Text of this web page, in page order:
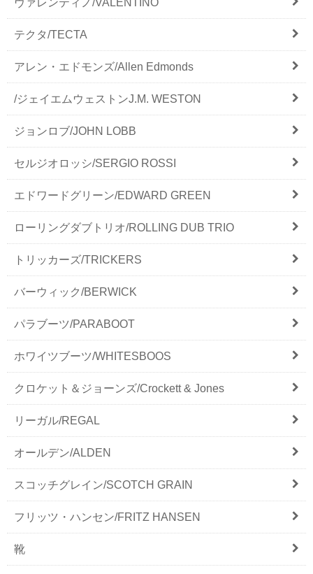
テクタ/TECTA
アレン・エドモンズ/Allen Edmonds
/ジェイエムウェストンJ.M. WESTON
ジョンロブ/JOHN LOBB
セルジオロッシ/SERGIO ROSSI
エドワードグリーン/EDWARD GREEN
ローリングダブトリオ/ROLLING DUB TRIO
トリッカーズ/TRICKERS
バーウィック/BERWICK
パラブーツ/PARABOOT
ホワイツブーツ/WHITESBOOS
クロケット＆ジョーンズ/Crockett & Jones
リーガル/REGAL
オールデン/ALDEN
スコッチグレイン/SCOTCH GRAIN
フリッツ・ハンセン/FRITZ HANSEN
靴